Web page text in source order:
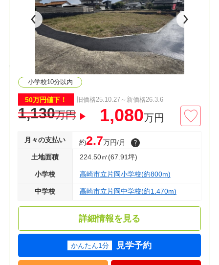
小学校10分以内
50万円値下！ 旧価格25.10.27～新価格26.3.6
1,130万円 1,080万円
月々の支払い 約2.7万円/月
土地面積 224.50㎡(67.91坪)
小学校 高崎市立片岡小学校(約800m)
中学校 高崎市立片岡中学校(約1,470m)
詳細情報を見る
かんたん1分 見学予約